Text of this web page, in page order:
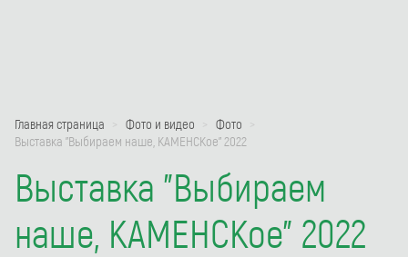
Главная страница Фото и видео
Фото
Выставка "Выбираем наше, КАМЕНСКое" 2022
Выставка "Выбираем
наше, КАМЕНСКое" 2022